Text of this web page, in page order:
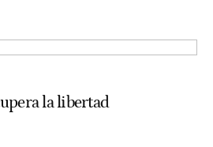
la libertad